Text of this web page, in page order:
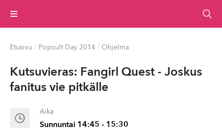
Valikko
Etusivu / Popcult Day 2014 / Ohjelma
Kutsuvieras: Fangirl Quest - Joskus
fanitus vie pitkälle
Aika
Sunnuntai 14:45 - 15:30